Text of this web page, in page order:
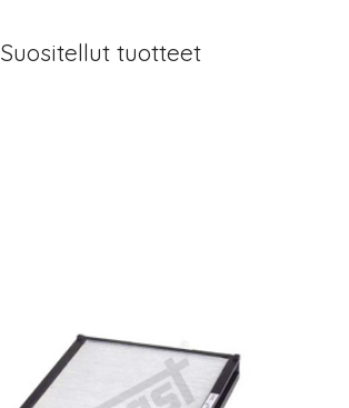
Suositellut tuotteet